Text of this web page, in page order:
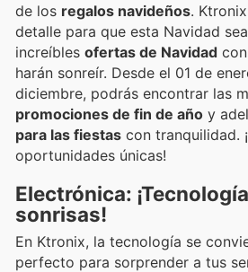
de los regalos navideños.
detalle para que esta Navidad
increíbles ofertas de Navidad
harán sonreír. Desde el 01 de
diciembre, podrás encontrar las
promociones de fin de año y
para las fiestas con tranquilidad.
oportunidades únicas!
Electrónica:
sonrisas!
En Ktronix, la tecnología se
perfecto para sorprender a tus